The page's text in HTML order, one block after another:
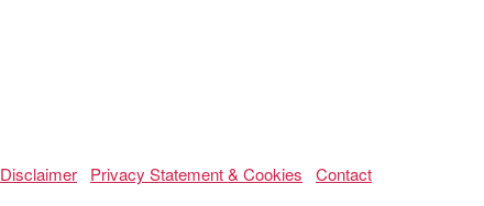
Disclaimer Privacy Statement & Cookies Contact